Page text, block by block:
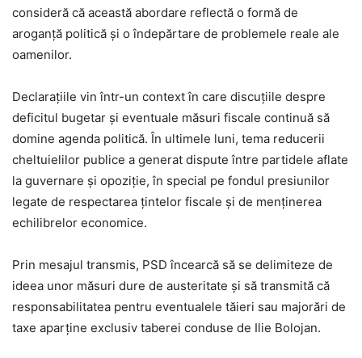
consideră că această abordare reflectă o formă de
aroganță politică și o îndepărtare de problemele reale ale
oamenilor.
Declarațiile vin într-un context în care discuțiile despre
deficitul bugetar și eventuale măsuri fiscale continuă să
domine agenda politică. În ultimele luni, tema reducerii
cheltuielilor publice a generat dispute între partidele aflate
la guvernare și opoziție, în special pe fondul presiunilor
legate de respectarea țintelor fiscale și de menținerea
echilibrelor economice.
Prin mesajul transmis, PSD încearcă să se delimiteze de
ideea unor măsuri dure de austeritate și să transmită că
responsabilitatea pentru eventualele tăieri sau majorări de
taxe aparține exclusiv taberei conduse de Ilie Bolojan.